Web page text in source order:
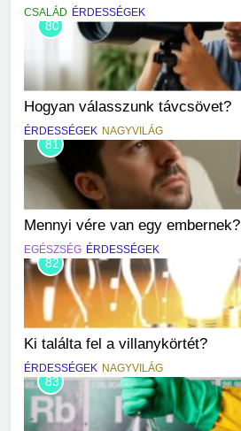
CSALÁD ÉRDESSÉGEK
80
Hogyan válasszunk távcsövet?
ÉRDESSÉGEK NAGYVILÁG
81
Mennyi vére van egy embernek?
EGÉSZSÉG ÉRDESSÉGEK
82
Ki találta fel a villanykörtét?
ÉRDESSÉGEK NAGYVILÁG
83